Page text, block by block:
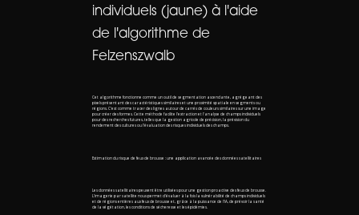
individuels (jaune) à l'aide
de l'algorithme de
Felzenszwalb
Cet algorithme fonctionne comme un outil de segmentation ascendante, agrégeant des
pixels présentant des caractéristiques similaires et une proximité spatiale en segments ou
régions. C'est comme tracer des lignes autour de carrés de couleurs similaires sur une image
pour créer des formes. Cette méthode facilite l'extraction et l'analyse de champs individuels
pour des recherches futures, telles que la gestion agricole de précision, la prévision du
rendement des cultures ou l'évaluation des risques individuels des champs.
Estimation du risque de feux de brousse : une application avancée des données satellitaires
Les données satellitaires peuvent être utilisées pour une gestion proactive des feux de brousse.
L'imagerie par satellite nous permet d'évaluer à la fois la vulnérabilité de champs individuels
et de régions entières aux feux de brousse et, grâce à la puissance de l'IA, de prévoir la santé
de la végétation, les conditions de sécheresse et les épidémies.